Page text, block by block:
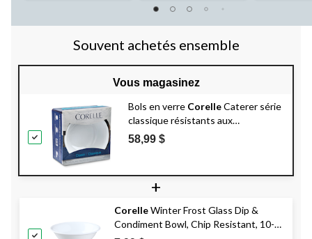
Souvent achetés ensemble
Vous magasinez
Bols en verre CorelleCaterer série
classique résistants aux
ébréchures, blanc, paq. 6
58,99 $
+
CorelleWinter Frost Glass Dip &
Condiment Bowl, Chip Resistant, 10-